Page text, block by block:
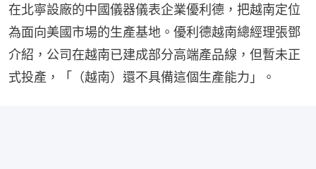
在北寧設廠的中國儀器儀表企業優利德，把越南定位
為面向美國市場的生產基地。優利德越南總經理張鄧
介紹，公司在越南已建成部分高端產品線，但暫未正
式投產，「（越南）還不具備這個生產能力」。